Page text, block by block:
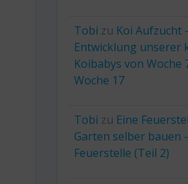
Tobi zu Koi Aufzucht
Entwicklung unserer
Koibabys von Woche
Woche 17
Tobi zu Eine
Garten selber bauen
Feuerstelle (Teil 2)